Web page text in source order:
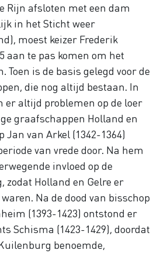
Rijn afsloten met een dam
in het Sticht weer
moest keizer Frederik
aan te pas komen om het
Toen is de basis gelegd voor de
die nog altijd bestaan. In
er altijd problemen op de loer
graafschappen Holland en
Jan van Arkel (1342-1364)
van vrede door. Na hem
invloed op de
zodat Holland en Gelre er
Na de dood van bisschop
(1393-1423) ontstond er
Schisma (1423-1429), doordat
benoemde,